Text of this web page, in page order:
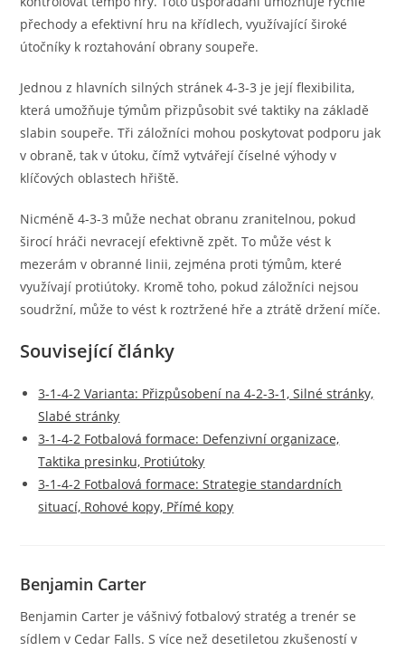
přechody a efektivní hru na křídlech, využívající široké
útočníky k roztahování obrany soupeře.
Jednou z hlavních silných stránek 4-3-3 je její flexibilita,
která umožňuje týmům přizpůsobit své taktiky na základě
slabin soupeře. Tři záložníci mohou poskytovat podporu jak
v obraně, tak v útoku, čímž vytvářejí číselné výhody v
klíčových oblastech hřiště.
Nicméně 4-3-3 může nechat obranu zranitelnou, pokud
širocí hráči nevracejí efektivně zpět. To může vést k
mezerám v obranné linii, zejména proti týmům, které
využívají protiútoky. Kromě toho, pokud záložníci nejsou
soudržní, může to vést k roztržené hře a ztrátě držení míče.
Související články
3-1-4-2 Varianta: Přizpůsobení na 4-2-3-1, Silné stránky,
Slabé stránky
3-1-4-2 Fotbalová formace: Defenzivní organizace,
Taktika presinku, Protiútoky
3-1-4-2 Fotbalová formace: Strategie standardních
situací, Rohové kopy, Přímé kopy
Benjamin Carter
Benjamin Carter je vášnivý fotbalový stratég a trenér se
sídlem v Cedar Falls. S více než desetiletou zkušeností v